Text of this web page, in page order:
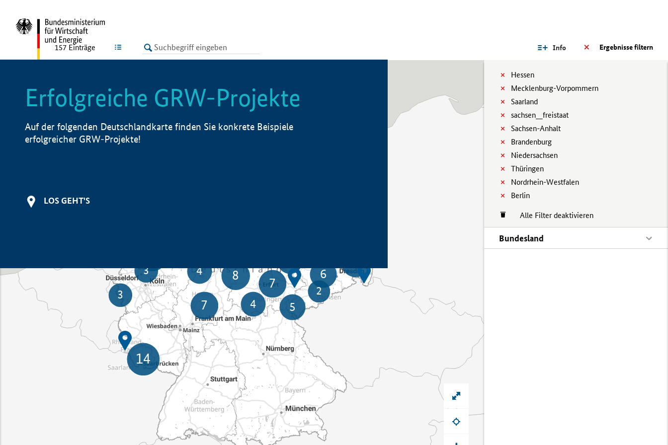
LISTE Ergebnisse filtern
Info
Hessen
Mecklenburg-Vorpommern
Saarland
sachsen__freistaat
Sachsen-Anhalt
Brandenburg
Niedersachsen
Thüringen
Nordrhein-Westfalen
Berlin
Alle Filter deaktivieren
Bundesland
157 Einträge
Erfolgreiche GRW-Projekte
Auf der folgenden Deutschlandkarte finden Sie konkrete Beispiele
erfolgreicher GRW-Projekte!
LOS GEHT'S